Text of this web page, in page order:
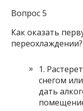
Вопрос 5
Как оказать
переохлаждении?
1.
снегом
дать